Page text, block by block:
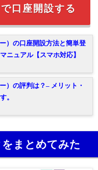
口座開設する
）の口座開設方法と簡単登
ニュアル【スマホ対応】
）の評判は？– メリット・
。
まとめてみた